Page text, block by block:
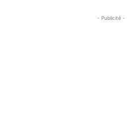
- Publicité -